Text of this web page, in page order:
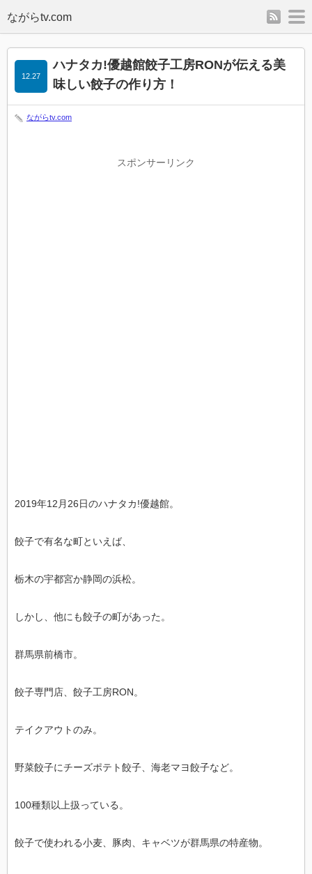
rss
ハナタカ!優越館餃子工房RONが伝える美
味しい餃子の作り方！
12.27
ながらtv.com
スポンサーリンク
2019年12月26日のハナタカ!優越館。
餃子で有名な町といえば、
栃木の宇都宮か静岡の浜松。
しかし、他にも餃子の町があった。
群馬県前橋市。
餃子専門店、餃子工房RON。
テイクアウトのみ。
野菜餃子にチーズポテト餃子、海老マヨ餃子など。
100種類以上扱っている。
餃子で使われる小麦、豚肉、キャベツが群馬県の特産物。